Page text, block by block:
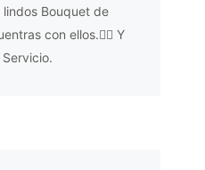
lindos Bouquet de
con ellos.👌🏼 Y